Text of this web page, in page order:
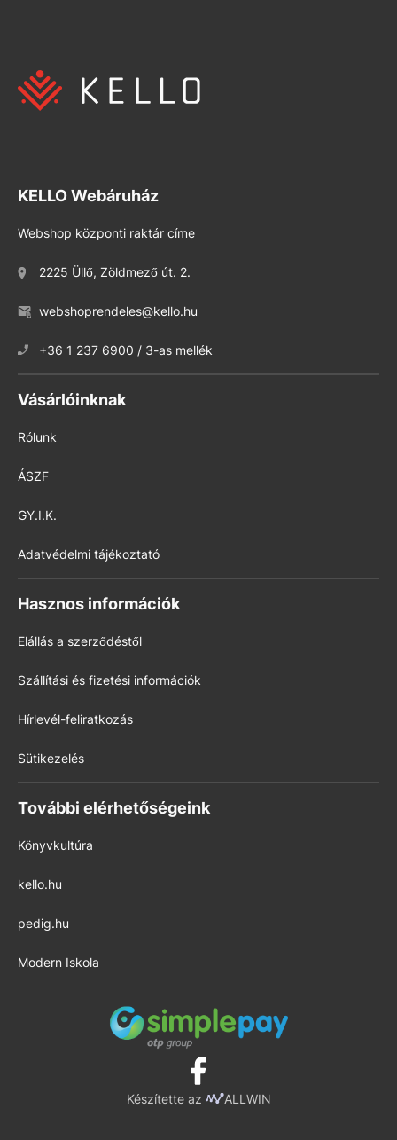
KELLO Webáruház
Webshop központi raktár címe
2225 Üllő, Zöldmező út. 2.
webshoprendeles@kello.hu
+36 1 237 6900 / 3-as mellék
Vásárlóinknak
Rólunk
ÁSZF
GY.I.K.
Adatvédelmi tájékoztató
Hasznos információk
Elállás a szerződéstől
Szállítási és fizetési információk
Hírlevél-feliratkozás
Sütikezelés
További elérhetőségeink
Könyvkultúra
kello.hu
pedig.hu
Modern Iskola
Készítette az ALLWIN